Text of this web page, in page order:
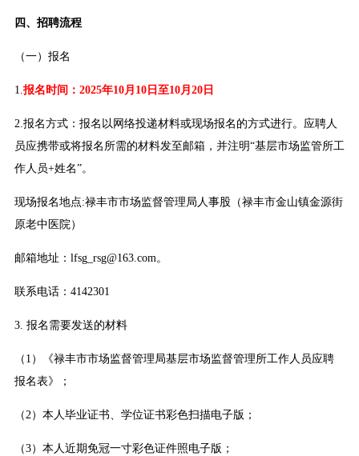
四、招聘流程
（一）报名
1.报名时间：2025年10月10日至10月20日
2.报名方式：报名以网络投递材料或现场报名的方式进行。应聘人
员应携带或将报名所需的材料发至邮箱，并注明“基层市场监管所工
作人员+姓名”。
现场报名地点:禄丰市市场监督管理局人事股（禄丰市金山镇金源街
原老中医院）
邮箱地址：lfsg_rsg@163.com。
联系电话：4142301
3. 报名需要发送的材料
（1）《禄丰市市场监督管理局基层市场监督管理所工作人员应聘
报名表》；
（2）本人毕业证书、学位证书彩色扫描电子版；
（3）本人近期免冠一寸彩色证件照电子版；